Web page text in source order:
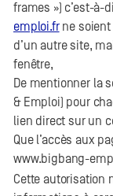
frames ») c’est-à-
emploi.frne soient
d’un autre site,
fenêtre,
De mentionner la
& Emploi) pour
lien direct sur un
Que l’accès aux
www.bigbang-
Cette autorisation